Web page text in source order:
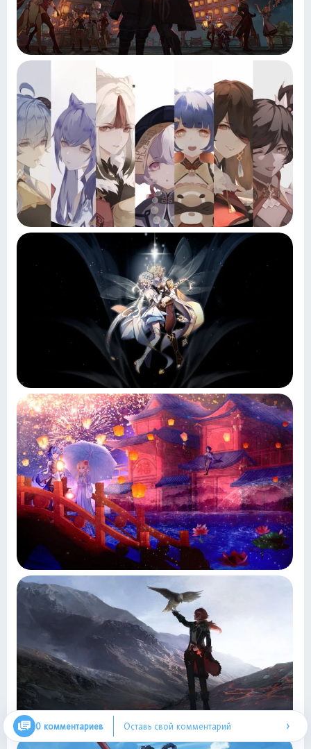
0 комментариев Оставь свой комментарий ›